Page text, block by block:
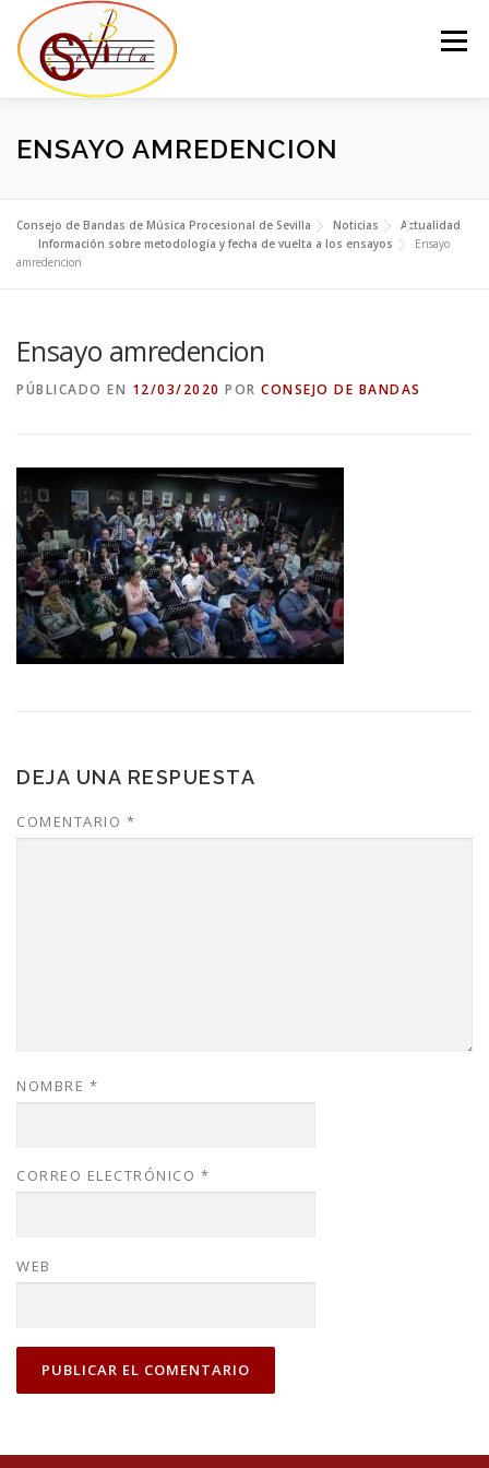
contenido
Menú
EL CONSEJO LA JUNTA DEL CONSEJO
NOTICIAS CONTACTO
ENSAYO AMREDENCION
Consejo de Bandas de Música Procesional de Sevilla Noticias
Actualidad
Información sobre metodología y fecha de vuelta a los ensayos
Ensayo
amredencion
Ensayo amredencion
PÚBLICADO EN 12/03/2020 POR CONSEJO DE BANDAS
DEJA UNA RESPUESTA
COMENTARIO *
NOMBRE *
CORREO ELECTRÓNICO *
WEB